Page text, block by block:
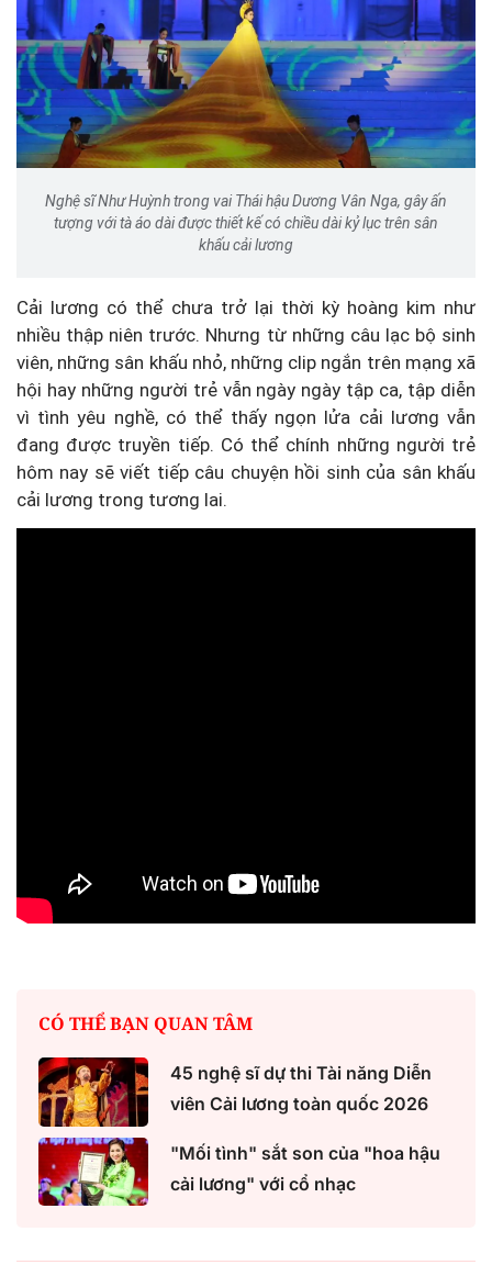
Nghệ sĩ Như Huỳnh trong vai Thái hậu Dương Vân Nga, gây ấn
tượng với tà áo dài được thiết kế có chiều dài kỷ lục trên sân
khấu cải lương
Cải lương có thể chưa trở lại thời kỳ hoàng kim như
nhiều thập niên trước. Nhưng từ những câu lạc bộ sinh
viên, những sân khấu nhỏ, những clip ngắn trên mạng xã
hội hay những người trẻ vẫn ngày ngày tập ca, tập diễn
vì tình yêu nghề, có thể thấy ngọn lửa cải lương vẫn
đang được truyền tiếp. Có thể chính những người trẻ
hôm nay sẽ viết tiếp câu chuyện hồi sinh của sân khấu
cải lương trong tương lai.
CÓ THỂ BẠN QUAN TÂM
45 nghệ sĩ dự thi Tài năng Diễn
viên Cải lương toàn quốc 2026
"Mối tình" sắt son của "hoa hậu
cải lương" với cổ nhạc